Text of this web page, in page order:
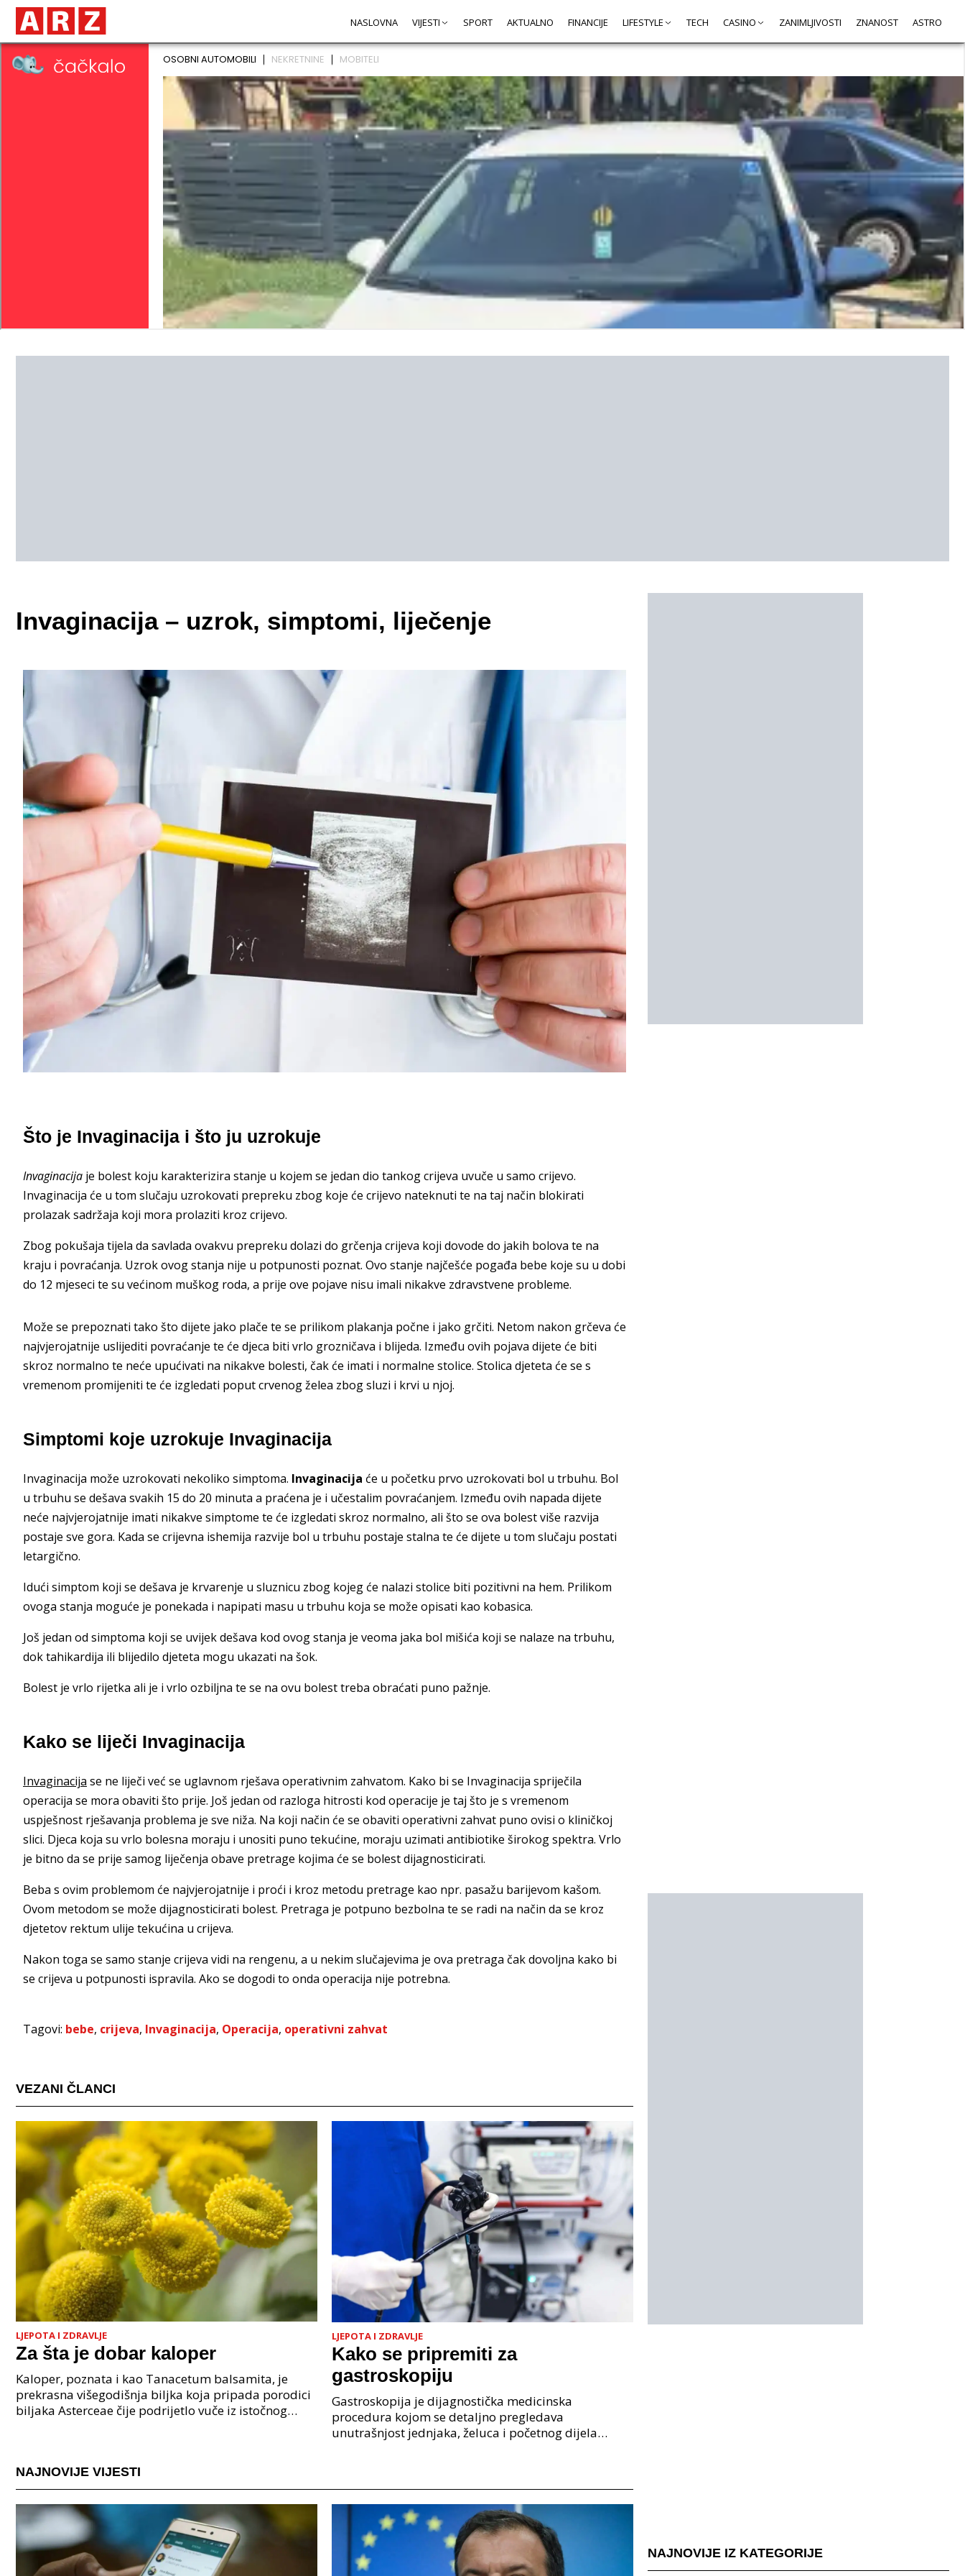
NASLOVNA VIJESTI SPORT AKTUALNO FINANCIJE LIFESTYLE TECH CASINO ZANIMLJIVOSTI ZNANOST ASTRO
Invaginacija – uzrok, simptomi, liječenje
Što je Invaginacija i što ju uzrokuje
Invaginacija je bolest koju karakterizira stanje u kojem se jedan dio tankog crijeva uvuče u samo crijevo.
Invaginacija će u tom slučaju uzrokovati prepreku zbog koje će crijevo nateknuti te na taj način blokirati
prolazak sadržaja koji mora prolaziti kroz crijevo.
Zbog pokušaja tijela da savlada ovakvu prepreku dolazi do grčenja crijeva koji dovode do jakih bolova te na
kraju i povraćanja. Uzrok ovog stanja nije u potpunosti poznat. Ovo stanje najčešće pogađa bebe koje su u dobi
do 12 mjeseci te su većinom muškog roda, a prije ove pojave nisu imali nikakve zdravstvene probleme.
Može se prepoznati tako što dijete jako plače te se prilikom plakanja počne i jako grčiti. Netom nakon grčeva će
najvjerojatnije uslijediti povraćanje te će djeca biti vrlo grozničava i blijeda. Između ovih pojava dijete će biti
skroz normalno te neće upućivati na nikakve bolesti, čak će imati i normalne stolice. Stolica djeteta će se s
vremenom promijeniti te će izgledati poput crvenog želea zbog sluzi i krvi u njoj.
Simptomi koje uzrokuje Invaginacija
Invaginacija može uzrokovati nekoliko simptoma. Invaginacija će u početku prvo uzrokovati bol u trbuhu. Bol
u trbuhu se dešava svakih 15 do 20 minuta a praćena je i učestalim povraćanjem. Između ovih napada dijete
neće najvjerojatnije imati nikakve simptome te će izgledati skroz normalno, ali što se ova bolest više razvija
postaje sve gora. Kada se crijevna ishemija razvije bol u trbuhu postaje stalna te će dijete u tom slučaju postati
letargično.
Idući simptom koji se dešava je krvarenje u sluznicu zbog kojeg će nalazi stolice biti pozitivni na hem. Prilikom
ovoga stanja moguće je ponekada i napipati masu u trbuhu koja se može opisati kao kobasica.
Još jedan od simptoma koji se uvijek dešava kod ovog stanja je veoma jaka bol mišića koji se nalaze na trbuhu,
dok tahikardija ili blijedilo djeteta mogu ukazati na šok.
Bolest je vrlo rijetka ali je i vrlo ozbiljna te se na ovu bolest treba obraćati puno pažnje.
Kako se liječi Invaginacija
Invaginacija se ne liječi već se uglavnom rješava operativnim zahvatom. Kako bi se Invaginacija spriječila
operacija se mora obaviti što prije. Još jedan od razloga hitrosti kod operacije je taj što je s vremenom
uspješnost rješavanja problema je sve niža. Na koji način će se obaviti operativni zahvat puno ovisi o kliničkoj
slici. Djeca koja su vrlo bolesna moraju i unositi puno tekućine, moraju uzimati antibiotike širokog spektra. Vrlo
je bitno da se prije samog liječenja obave pretrage kojima će se bolest dijagnosticirati.
Beba s ovim problemom će najvjerojatnije i proći i kroz metodu pretrage kao npr. pasažu barijevom kašom.
Ovom metodom se može dijagnosticirati bolest. Pretraga je potpuno bezbolna te se radi na način da se kroz
djetetov rektum ulije tekućina u crijeva.
Nakon toga se samo stanje crijeva vidi na rengenu, a u nekim slučajevima je ova pretraga čak dovoljna kako bi
se crijeva u potpunosti ispravila. Ako se dogodi to onda operacija nije potrebna.
Tagovi: bebe, crijeva, Invaginacija, Operacija, operativni zahvat
VEZANI ČLANCI
LJEPOTA I ZDRAVLJE
Za šta je dobar kaloper
Kaloper, poznata i kao Tanacetum balsamita, je
prekrasna višegodišnja biljka koja pripada porodici
biljaka Asterceae čije podrijetlo vuče iz istočnog
LJEPOTA I ZDRAVLJE
Kako se pripremiti za
gastroskopiju
Gastroskopija je dijagnostička medicinska
procedura kojom se detaljno pregledava
unutrašnjost jednjaka, želuca i početnog dijela
NAJNOVIJE VIJESTI
NAJNOVIJE IZ KATEGORIJE